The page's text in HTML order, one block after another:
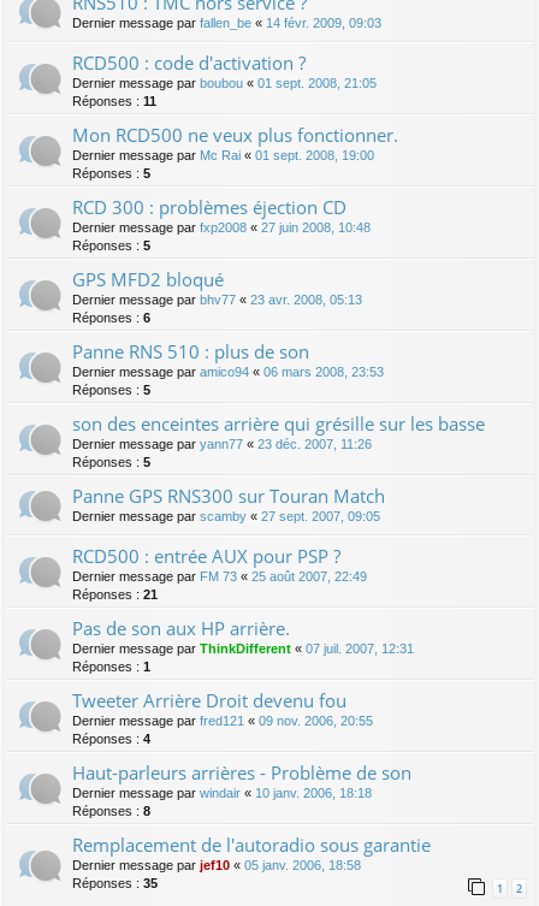
Dernier message par fallen_be « 14 févr. 2009, 09:03
RCD500 : code d'activation ?
Dernier message par boubou « 01 sept. 2008, 21:05
Réponses : 11
Mon RCD500 ne veux plus fonctionner.
Dernier message par Mc Rai « 01 sept. 2008, 19:00
Réponses : 5
RCD 300 : problèmes éjection CD
Dernier message par fxp2008 « 27 juin 2008, 10:48
Réponses : 5
GPS MFD2 bloqué
Dernier message par bhv77 « 23 avr. 2008, 05:13
Réponses : 6
Panne RNS 510 : plus de son
Dernier message par amico94 « 06 mars 2008, 23:53
Réponses : 5
son des enceintes arrière qui grésille sur les basse
Dernier message par yann77 « 23 déc. 2007, 11:26
Réponses : 5
Panne GPS RNS300 sur Touran Match
Dernier message par scamby « 27 sept. 2007, 09:05
RCD500 : entrée AUX pour PSP ?
Dernier message par FM 73 « 25 août 2007, 22:49
Réponses : 21
Pas de son aux HP arrière.
Dernier message par ThinkDifferent « 07 juil. 2007, 12:31
Réponses : 1
Tweeter Arrière Droit devenu fou
Dernier message par fred121 « 09 nov. 2006, 20:55
Réponses : 4
Haut-parleurs arrières - Problème de son
Dernier message par windair « 10 janv. 2006, 18:18
Réponses : 8
Remplacement de l'autoradio sous garantie
Dernier message par jef10 « 05 janv. 2006, 18:58
Réponses : 35 1 2